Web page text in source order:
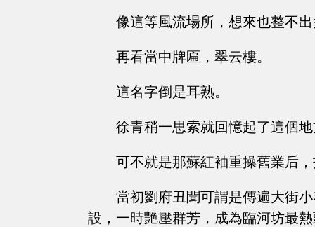
像這等風流場所，想來也整不
再看當中牌匾，翠云樓。
這名字倒是耳熟。
徐青稍一思索就回憶起了這個
可不就是那蘇紅袖重操舊業后
當初劉府丑聞可謂是傳遍大街
設，一時艷壓群芳，成為臨河坊最